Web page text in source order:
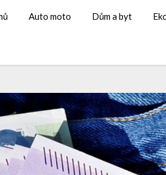
Auto moto Dům a byt